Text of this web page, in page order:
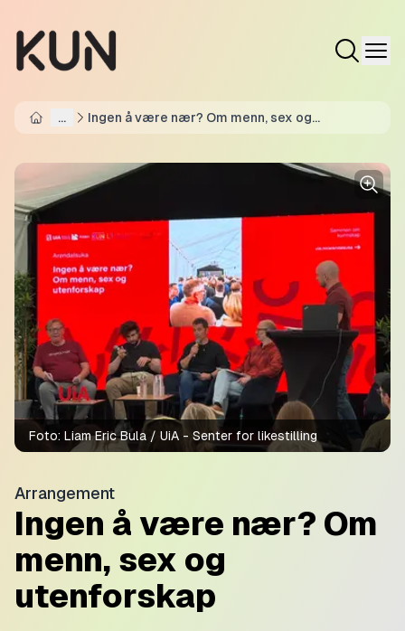
...
Ingen å være nær? Om menn, sex og
Arrangement
Ingen å være nær? Om
menn, sex og
utenforskap
Foto: Liam Eric Bula / UiA - Senter for likestilling